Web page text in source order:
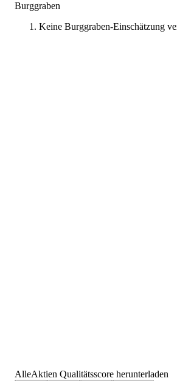
Burggraben
Keine Burggraben-Einschätzung
AlleAktien Qualitätsscore herunterladen